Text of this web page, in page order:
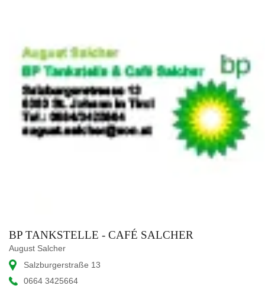
BP TANKSTELLE - CAFÉ SALCHER
August Salcher
Salzburgerstraße 13
0664 3425664